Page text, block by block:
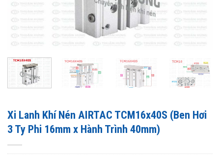
Xi Lanh Khí Nén AIRTAC TCM16x40S (Ben Hơi
3 Ty Phi 16mm x Hành Trình 40mm)